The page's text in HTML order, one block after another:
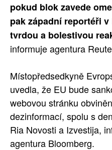
PLNÁ VERZE STRÁNEK
pokud blok zavede
pak západní reportéři
tvrdou a bolestivou
informuje agentura
Místopředsedkyně
uvedla, že EU bude
webovou stránku
dezinformací, spolu s
Ria Novosti a Izvestija,
agentura Bloomberg.